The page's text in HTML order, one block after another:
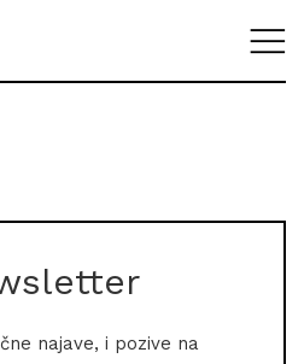
najave, i pozive na